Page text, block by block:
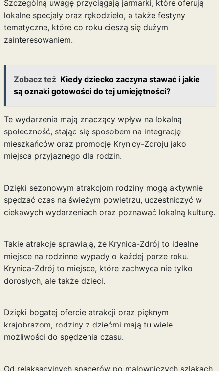
Szczególną uwagę przyciągają jarmarki, które oferują
lokalne specjały oraz rękodzieło, a także festyny
tematyczne, które co roku cieszą się dużym
zainteresowaniem.
Zobacz też Kiedy dziecko zaczyna stawać i jakie
są oznaki gotowości do tej umiejętności?
Te wydarzenia mają znaczący wpływ na lokalną
społeczność, stając się sposobem na integrację
mieszkańców oraz promocję Krynicy-Zdroju jako
miejsca przyjaznego dla rodzin.
Dzięki sezonowym atrakcjom rodziny mogą aktywnie
spędzać czas na świeżym powietrzu, uczestniczyć w
ciekawych wydarzeniach oraz poznawać lokalną kulturę.
Takie atrakcje sprawiają, że Krynica-Zdrój to idealne
miejsce na rodzinne wypady o każdej porze roku.
Krynica-Zdrój to miejsce, które zachwyca nie tylko
dorosłych, ale także dzieci.
Dzięki bogatej ofercie atrakcji oraz pięknym
krajobrazom, rodziny z dziećmi mają tu wiele
możliwości do spędzenia czasu.
Od relaksacyjnych spacerów po malowniczych szlakach,